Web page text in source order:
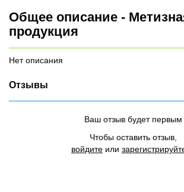
Общее описание -
продукция
Нет описания
Отзывы
Ваш отзыв будет первым
Чтобы оставить отзыв,
войдите или